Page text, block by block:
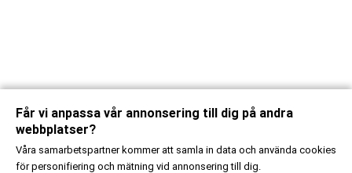
Får vi anpassa vår annonsering till dig på andra
webbplatser?
Våra samarbetspartner kommer att samla in data och använda cookies
för personifiering och mätning vid annonsering till dig.